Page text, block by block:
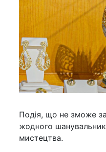
Подія, що не зможе
жодного
мистецтва.